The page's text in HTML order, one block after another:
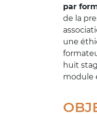
par
de la
une
huit
module